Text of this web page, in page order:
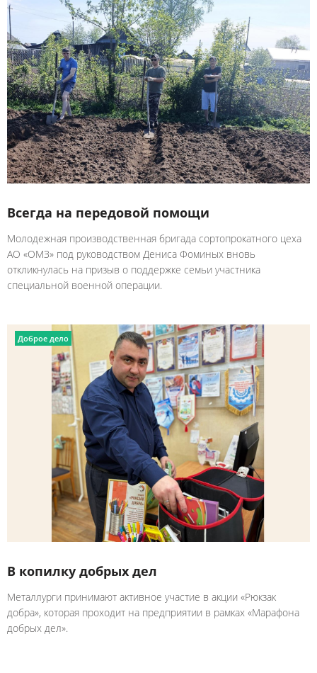
Всегда на передовой помощи
Молодежная производственная бригада сортопрокатного цеха
АО «ОМЗ» под руководством Дениса Фоминых вновь
откликнулась на призыв о поддержке семьи участника
специальной военной операции.
Доброе дело
В копилку добрых дел
Металлурги принимают активное участие в акции «Рюкзак
добра», которая проходит на предприятии в рамках «Марафона
добрых дел».